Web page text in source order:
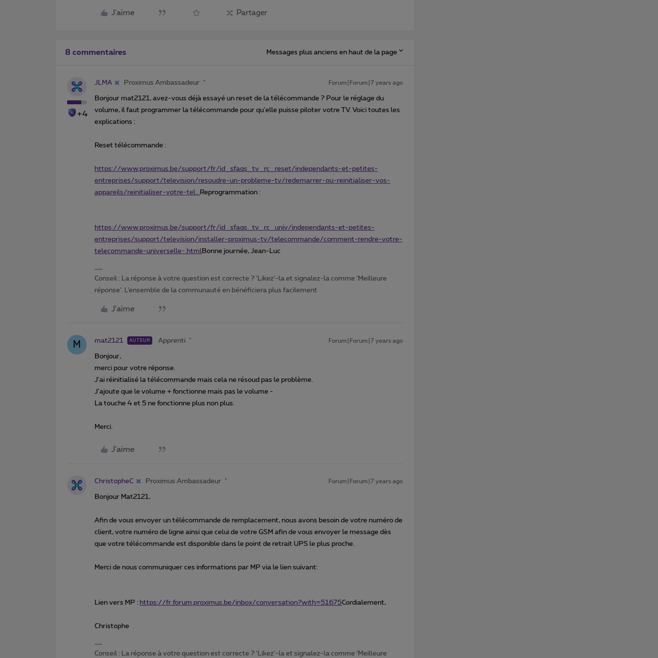
J'aime Partager
8 commentaires Messages plus anciens en haut de la page
+4
JLMA Proximus Ambassadeur Forum|Forum|7 years ago
Bonjour mat2121, avez-vous déjà essayé un reset de la télécommande ? Pour le réglage du
volume, il faut programmer la télécommande pour qu'elle puisse piloter votre TV. Voici toutes les
explications :
Reset télécommande :
https://www.proximus.be/support/fr/id_sfaqs_tv_rc_reset/independants-et-petites-
entreprises/support/television/resoudre-un-probleme-tv/redemarrer-ou-reinitialiser-vos-
appareils/reinitialiser-votre-tel...
Reprogrammation :
https://www.proximus.be/support/fr/id_sfaqs_tv_rc_univ/independants-et-petites-
entreprises/support/television/installer-proximus-tv/telecommande/comment-rendre-votre-
telecommande-universelle-.html Bonne journée, Jean-Luc
Conseil : La réponse à votre question est correcte ? ‘Likez’-la et signalez-la comme ‘Meilleure
réponse’. L’ensemble de la communauté en bénéficiera plus facilement
J'aime
M mat2121 AUTEUR Apprenti Forum|Forum|7 years ago
Bonjour,
merci pour votre réponse.
J'ai réinitialisé la télécommande mais cela ne résoud pas le problème.
J'ajoute que le volume + fonctionne mais pas le volume -
La touche 4 et 5 ne fonctionne plus non plus.
Merci.
J'aime
ChristopheC Proximus Ambassadeur Forum|Forum|7 years ago
Bonjour Mat2121,
Afin de vous envoyer un télécommande de remplacement, nous avons besoin de votre numéro de
client, votre numéro de ligne ainsi que celui de votre GSM afin de vous envoyer le message dès
que votre télécommande est disponible dans le point de retrait UPS le plus proche.
Merci de nous communiquer ces informations par MP via le lien suivant:
Lien vers MP : https://fr.forum.proximus.be/inbox/conversation?with=51675Cordialement,
Christophe
Conseil : La réponse à votre question est correcte ? ‘Likez’-la et signalez-la comme ‘Meilleure